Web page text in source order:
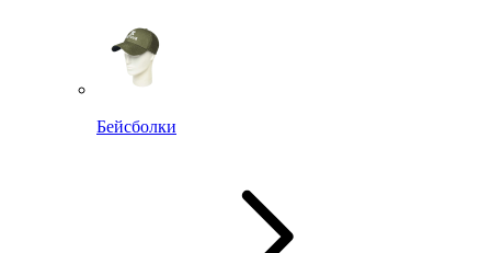
Бейсболки